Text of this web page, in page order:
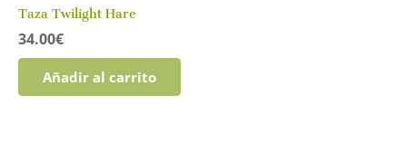
Taza Twilight Hare
34.00€
Añadir al carrito